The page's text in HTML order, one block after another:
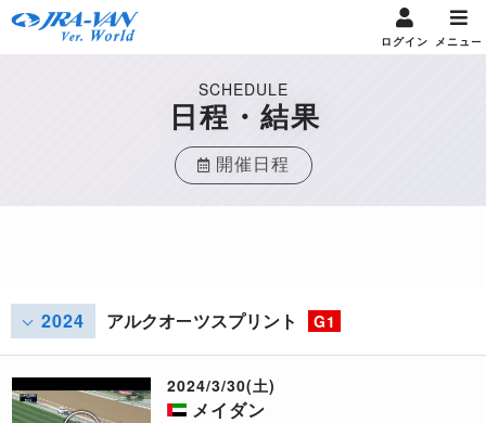
ログイン メニュー
SCHEDULE
日程・結果
開催日程
2024 アルクオーツスプリント G1
2024/3/30(土)
メイダン